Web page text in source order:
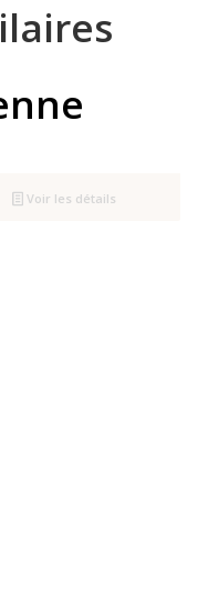
Voir les détails